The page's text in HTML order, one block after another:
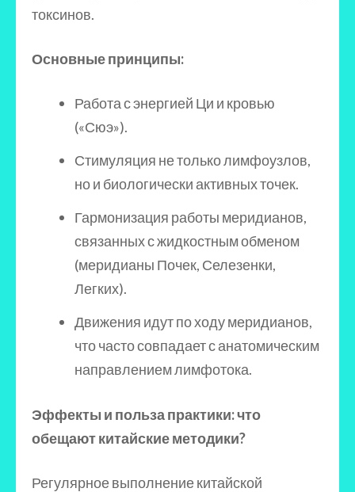
токсинов.
Основные принципы:
Работа с энергией Ци и кровью
(«Сюэ»).
Стимуляция не только лимфоузлов,
но и биологически активных точек.
Гармонизация работы меридианов,
связанных с жидкостным обменом
(меридианы Почек, Селезенки,
Легких).
Движения идут по ходу меридианов,
что часто совпадает с анатомическим
направлением лимфотока.
Эффекты и польза практики: что
обещают китайские методики?
Регулярное выполнение китайской